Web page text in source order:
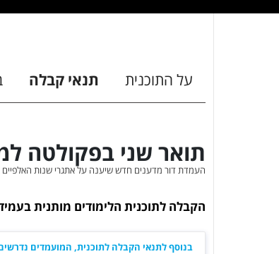
על התוכנית תנאי קבלה
תואר שני בפקולטה
העמדת דור מדענים חדש שיענה על אתגרי שנות האלפיים
הקבלה לתוכנית הלימודים מותנית
בנוסף לתנאי הקבלה לתוכנית, המועמדים